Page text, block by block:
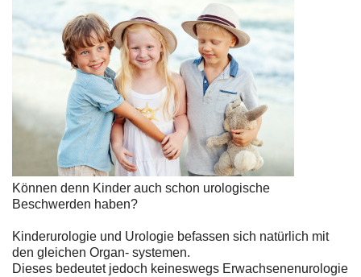
Können denn Kinder auch schon urologische
Beschwerden haben?
Kinderurologie und Urologie befassen sich natürlich mit
den gleichen Organ- systemen.
Dieses bedeutet jedoch keineswegs Erwachsenenurologie